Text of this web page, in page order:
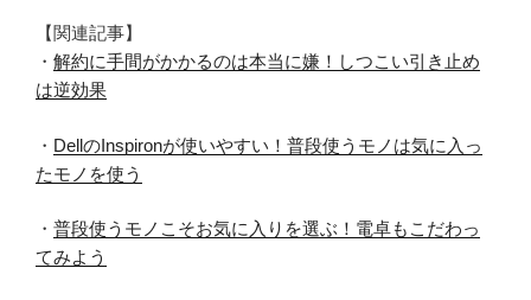
【関連記事】
・ 解約に手間がかかるのは本当に嫌！しつこい引き止め
は逆効果
・ DellのInspironが使いやすい！普段使うモノは気に入っ
たモノを使う
・ 普段使うモノこそお気に入りを選ぶ！電卓もこだわっ
てみよう